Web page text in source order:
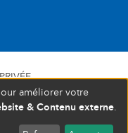
201 1160
: 472 937 059
améliorer votre
& Contenu externe.